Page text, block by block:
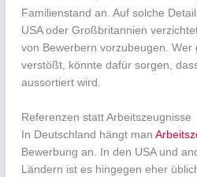
Familienstand an. Auf solche
USA oder Großbritannien
von Bewerbern vorzubeugen. Wer
verstößt, könnte dafür sorgen,
aussortiert wird.
Referenzen statt Arbeitszeugnisse
In Deutschland hängt man
Bewerbung an. In den USA und
Ländern ist es hingegen eher